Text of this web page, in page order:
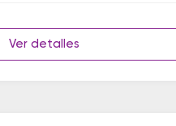
Ver detalles